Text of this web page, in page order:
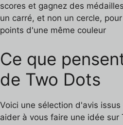
scores et gagnez des
un carré, et non un cercle,
points d'une même couleur
Ce que
de Two Dots
Voici une sélection d'avis
aider à vous faire une idée sur